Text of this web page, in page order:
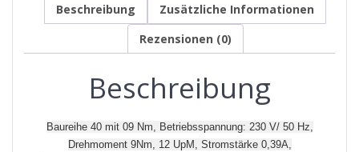
Beschreibung
Zusätzliche Informationen
Rezensionen (0)
Beschreibung
Baureihe 40 mit 09 Nm, Betriebsspannung: 230 V/ 50 Hz,
Drehmoment 9Nm, 12 UpM, Stromstärke 0,39A,